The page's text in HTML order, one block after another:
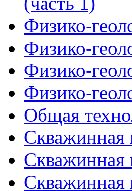
Физико-
Физико-
Физико-
Физико-
Общая
Скважинная
Скважинная
Скважинная